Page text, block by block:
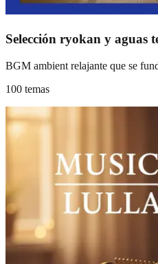
Selección ryokan y aguas
BGM ambient relajante que se
100 temas